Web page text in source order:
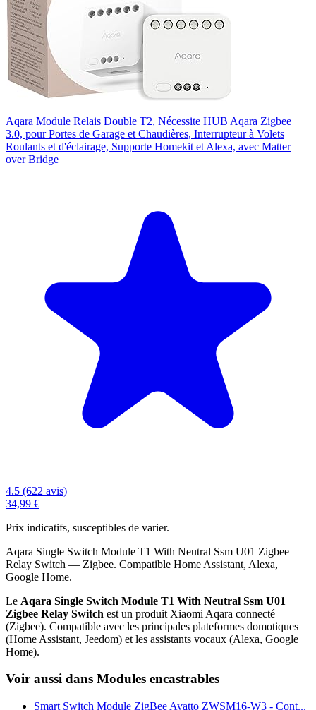
Aqara Module Relais Double T2, Nécessite HUB Aqara Zigbee
3.0, pour Portes de Garage et Chaudières, Interrupteur à Volets
Roulants et d'éclairage, Supporte Homekit et Alexa, avec Matter
over Bridge
4.5 (622 avis)
34,99 €
Prix indicatifs, susceptibles de varier.
Aqara Single Switch Module T1 With Neutral Ssm U01 Zigbee
Relay Switch — Zigbee. Compatible Home Assistant, Alexa,
Google Home.
Le Aqara Single Switch Module T1 With Neutral Ssm U01
Zigbee Relay Switch est un produit Xiaomi Aqara connecté
(Zigbee). Compatible avec les principales plateformes domotiques
(Home Assistant, Jeedom) et les assistants vocaux (Alexa, Google
Home).
Voir aussi dans Modules encastrables
Smart Switch Module ZigBee Avatto ZWSM16-W3 - Cont...